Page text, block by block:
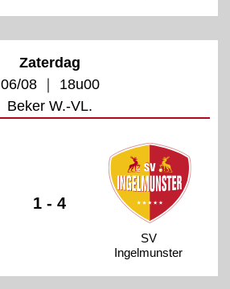
Zaterdag
06/08 ｜ 18u00
Beker W.-VL.
1 - 4
SV
Ingelmunster